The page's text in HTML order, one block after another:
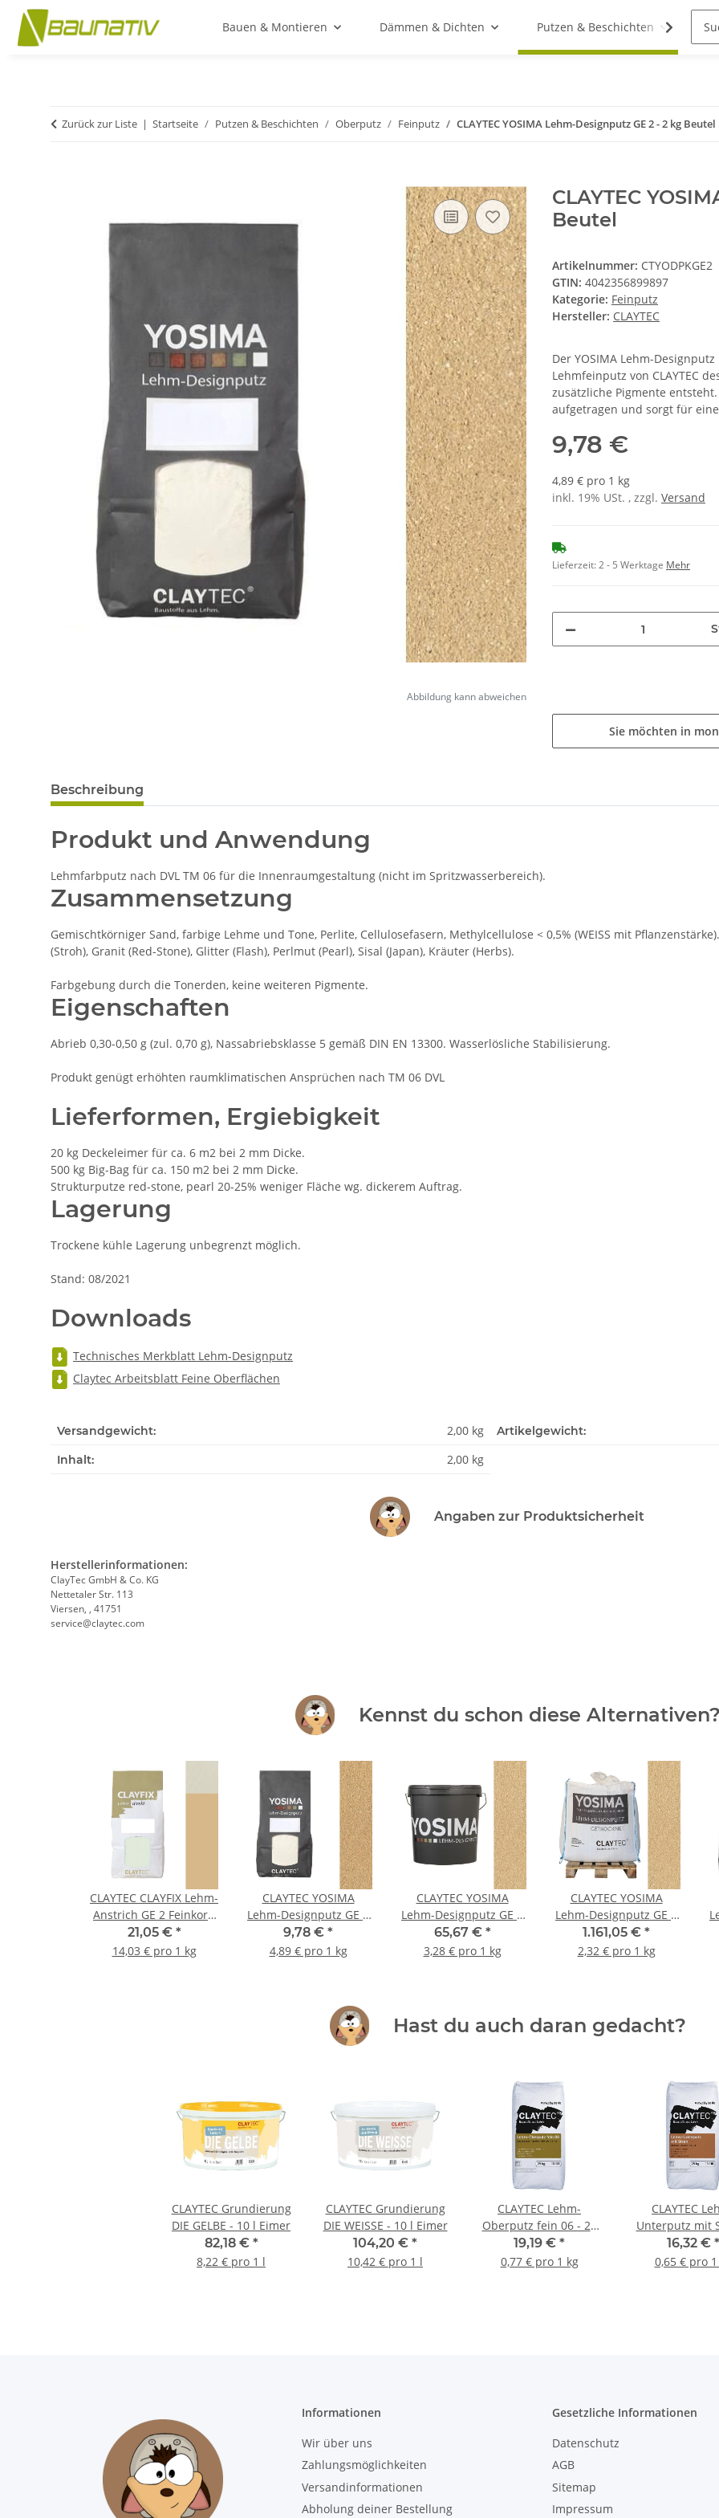
Bauen & Montieren Dämmen & Dichten Putzen & Beschichten
Zurück zur Liste Startseite Putzen & Beschichten Oberputz Feinputz CLAYTEC YOSIMA Lehm-Designputz GE 2 - 2 kg Beutel
Abbildung kann abweichen
CLAYTEC
Beutel
Artikelnummer: CTYODPKGE2
GTIN: 4042356899897
Kategorie: Feinputz
Hersteller: CLAYTEC
Der YOSIMA Lehm-
Lehmfeinputz von CLAYTEC
zusätzliche Pigmente
aufgetragen und sorgt für
9,78 €
4,89 € pro 1 kg
inkl. 19% USt. , zzgl. Versand
Lieferzeit:2 - 5 Werktage Mehr
Sie möchten in
Beschreibung
Produkt und Anwendung
Lehmfarbputz nach DVL TM 06 für die Innenraumgestaltung (nicht im Spritzwasserbereich).
Zusammensetzung
Gemischtkörniger Sand, farbige Lehme und Tone, Perlite, Cellulosefasern, Methylcellulose < 0,5% (WEISS mit
(Stroh), Granit (Red-Stone), Glitter (Flash), Perlmut (Pearl), Sisal (Japan), Kräuter (Herbs).
Farbgebung durch die Tonerden, keine weiteren Pigmente.
Eigenschaften
Abrieb 0,30-0,50 g (zul. 0,70 g), Nassabriebsklasse 5 gemäß DIN EN 13300. Wasserlösliche Stabilisierung.
Produkt genügt erhöhten raumklimatischen Ansprüchen nach TM 06 DVL
Lieferformen, Ergiebigkeit
20 kg Deckeleimer für ca. 6 m2 bei 2 mm Dicke.
500 kg Big-Bag für ca. 150 m2 bei 2 mm Dicke.
Strukturputze red-stone, pearl 20-25% weniger Fläche wg. dickerem Auftrag.
Lagerung
Trockene kühle Lagerung unbegrenzt möglich.
Stand: 08/2021
Downloads
Technisches Merkblatt Lehm-Designputz
Claytec Arbeitsblatt Feine Oberflächen
Versandgewicht: 2,00 kg
Artikelgewicht:
Inhalt:
2,00 kg
Angaben zur Produktsicherheit
Herstellerinformationen:
ClayTec GmbH & Co. KG
Nettetaler Str. 113
Viersen, , 41751
service@claytec.com
Kennst du schon diese
CLAYTEC CLAYFIX Lehm-
Anstrich GE 2 Feinkorn
- 1,5 kg Beutel
21,05 € *
14,03 € pro 1 kg
CLAYTEC YOSIMA
Lehm-Designputz GE 1
- 2 kg Beutel
9,78 € *
4,89 € pro 1 kg
CLAYTEC YOSIMA
Lehm-Designputz GE 2
- 20 kg Eimer
65,67 € *
3,28 € pro 1 kg
CLAYTEC YOSIMA
Lehm-Designputz GE 2
- 500 kg BigBag
1.161,05 € *
2,32 € pro 1 kg
Hast du auch daran gedacht?
CLAYTEC Grundierung
DIE GELBE - 10 l Eimer
82,18 € *
8,22 € pro 1 l
CLAYTEC Grundierung
DIE WEISSE - 10 l Eimer
104,20 € *
10,42 € pro 1 l
CLAYTEC Lehm-
Oberputz fein 06 - 25
kg Sack
19,19 € *
0,77 € pro 1 kg
CLAYTEC
Unterputz mit
25 kg
16,32 € *
0,65 € pro
Informationen
Wir über uns
Zahlungsmöglichkeiten
Versandinformationen
Abholung deiner Bestellung
Gesetzliche Informationen
Datenschutz
AGB
Sitemap
Impressum